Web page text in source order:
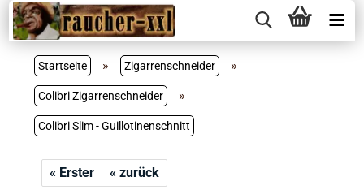
Startseite » Zigarrenschneider »
Colibri Zigarrenschneider »
Colibri Slim - Guillotinenschnitt
« Erster
« zurück